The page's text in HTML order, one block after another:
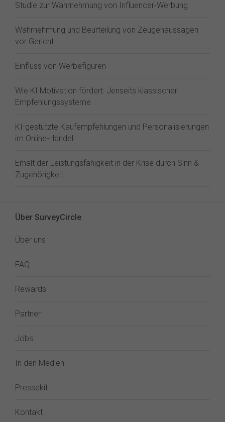
Studie zur Wahrnehmung von Influencer-Werbung
Wahrnehmung und Beurteilung von Zeugenaussagen
vor Gericht
Einfluss von Werbefiguren
Wie KI Motivation fördert: Jenseits klassischer
Empfehlungssysteme
KI-gestützte Kaufempfehlungen und Personalisierungen
im Online-Handel
Erhalt der Leistungsfähigkeit in der Krise durch Sinn &
Zugehörigkeit
Über SurveyCircle
Über uns
FAQ
Rewards
Partner
Jobs
In den Medien
Pressekit
Kontakt